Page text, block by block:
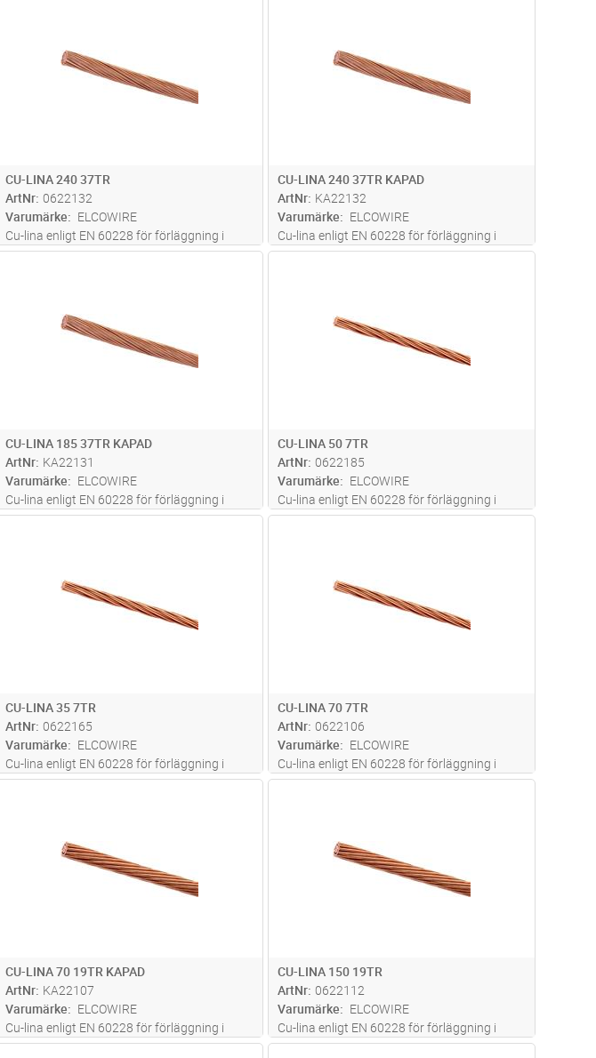
CU-LINA 240 37TR
ArtNr 0622132
Varumärke
ELCOWIRE
Cu-lina enligt EN 60228 för förläggning i
mark
CU-LINA 240 37TR KAPAD
ArtNr KA22132
Varumärke
ELCOWIRE
Cu-lina enligt EN 60228 för förläggning i
mark
CU-LINA 185 37TR KAPAD
ArtNr KA22131
Varumärke
ELCOWIRE
Cu-lina enligt EN 60228 för förläggning i
mark
CU-LINA 50 7TR
ArtNr 0622185
Varumärke
ELCOWIRE
Cu-lina enligt EN 60228 för förläggning i
mark
CU-LINA 35 7TR
ArtNr 0622165
Varumärke
ELCOWIRE
Cu-lina enligt EN 60228 för förläggning i
mark
CU-LINA 70 7TR
ArtNr 0622106
Varumärke
ELCOWIRE
Cu-lina enligt EN 60228 för förläggning i
mark
CU-LINA 70 19TR KAPAD
ArtNr KA22107
Varumärke
ELCOWIRE
Cu-lina enligt EN 60228 för förläggning i
mark
CU-LINA 150 19TR
ArtNr 0622112
Varumärke
ELCOWIRE
Cu-lina enligt EN 60228 för förläggning i
mark